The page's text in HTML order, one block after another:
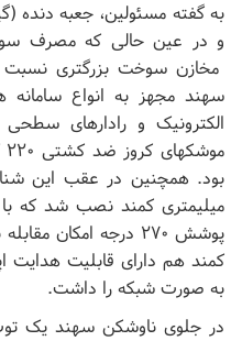
به گفته مسئولین، جعبه دنده
و در عین حالی که مصرف
مخازن سوخت بزرگتری نسبت
سهند مجهز به انواع سامانه
الکترونیک و رادارهای
پوشش ۲۷۰ درجه امکان
کمند هم دارای قابلیت هدایت
به صورت شبکه را داشت.